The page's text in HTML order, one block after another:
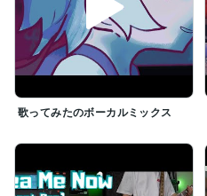
歌ってみたのボーカルミックス